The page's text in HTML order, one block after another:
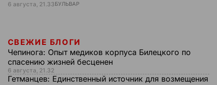
6 августа, 21.33БУЛЬВАР
СВЕЖИЕ БЛОГИ
Чепинога: Опыт медиков корпуса Билецкого по
спасению жизней бесценен
6 августа, 21.32
Гетманцев: Единственный источник для возмещения